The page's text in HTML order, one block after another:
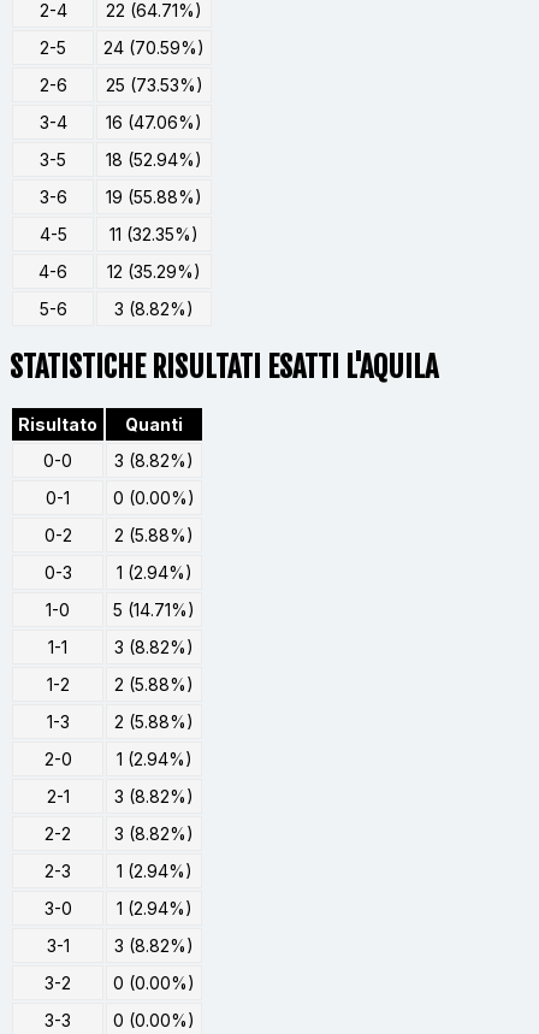
2-4
22 (64.71%)
2-5
24 (70.59%)
2-6
25 (73.53%)
3-4
16 (47.06%)
3-5
18 (52.94%)
3-6
19 (55.88%)
4-5
11 (32.35%)
4-6
12 (35.29%)
5-6
3 (8.82%)
STATISTICHE RISULTATI ESATTI L'AQUILA
Risultato
Quanti
0-0
3 (8.82%)
0-1
0 (0.00%)
0-2
2 (5.88%)
0-3
1 (2.94%)
1-0
5 (14.71%)
1-1
3 (8.82%)
1-2
2 (5.88%)
1-3
2 (5.88%)
2-0
1 (2.94%)
2-1
3 (8.82%)
2-2
3 (8.82%)
2-3
1 (2.94%)
3-0
1 (2.94%)
3-1
3 (8.82%)
3-2
0 (0.00%)
3-3
0 (0.00%)